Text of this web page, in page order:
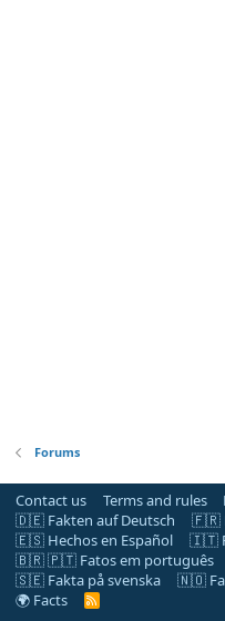
Forums
Contact us Terms and rules
🇩🇪 Fakten auf Deutsch
🇫🇷
🇪🇸 Hechos en Español
🇮🇹
🇧🇷 🇵🇹 Fatos em português
🇸🇪 Fakta på svenska
🇳🇴
🌍 Facts
R